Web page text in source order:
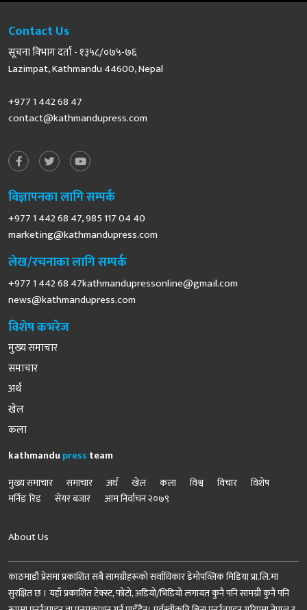
Contact Us
सूचना विभाग दर्ता - १३५८/०७५-७६
Lazimpat, Kathmandu 44600, Nepal
+977 1 442 68 47
contact@kathmandupress.com
विज्ञापनका लागि सम्पर्क
+977 1 442 68 47, 985 117 04 40
marketing@kathmandupress.com
लेख/रचनाका लागि सम्पर्क
+977 1 442 68 47kathmandupressonline@gmail.com
news@kathmandupress.com
विशेष कभरेज
मुख्य समाचार
समाचार
अर्थ
खेल
कला
kathmandu press team
मुख्य समाचार
समाचार अर्थ खेल कला विश्व विचार
विशेष
मर्निङ रिड
सेयर बजार आम निर्वाचन २०७९
About Us
काठमाडौं प्रेसमा प्रकाशित सबै सामग्रीहरूको सर्वाधिकार डेमोपव्लिक मिडिया प्रा.लि.मा
सुरक्षित छ । यहाँ प्रकाशित टेक्स्ट, फोटो, अडियो/भिडियो लगायत कुनै पनि सामग्री कुनै पनि